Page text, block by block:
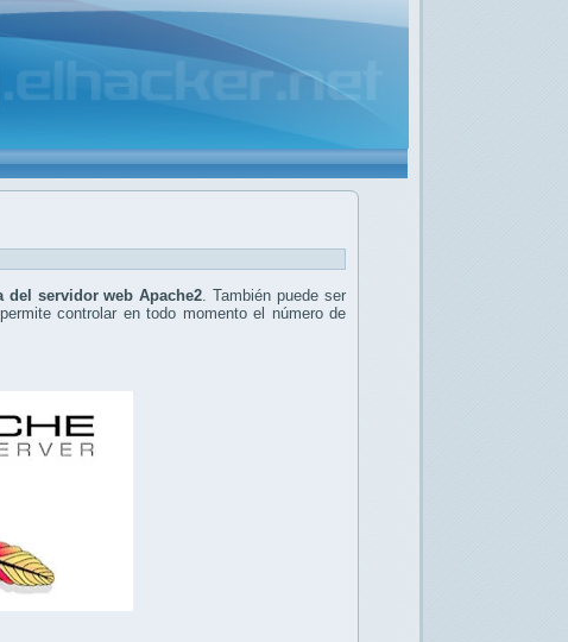
servidor web Apache2 . También puede ser
controlar en todo momento el número de